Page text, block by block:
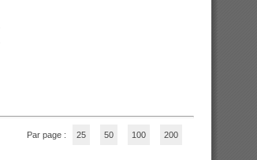
Par page : 25 50 100 200